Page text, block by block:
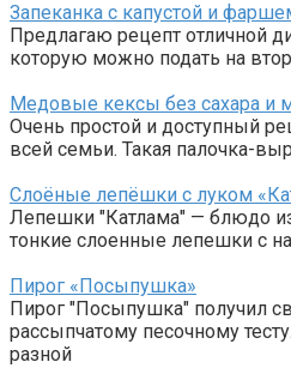
Запеканка с капустой и
Предлагаю рецепт отличной
которую можно подать на
Медовые кексы без сахара и
Очень простой и доступный
всей семьи. Такая палочка-
Слоёные лепёшки с луком
Лепешки "Катлама" — блюдо
тонкие слоенные лепешки с
Пирог «Посыпушка»
Пирог "Посыпушка" получил
рассыпчатому песочному
разной